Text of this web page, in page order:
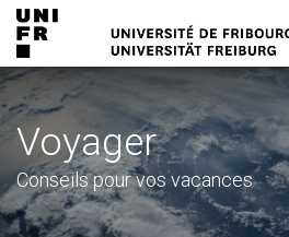
Se rendre au contenu
Voyager
Conseils pour vos vacances